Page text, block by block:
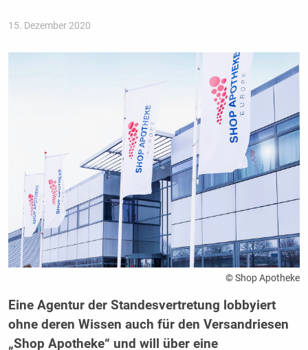
15. Dezember 2020
© Shop Apotheke
Eine Agentur der Standesvertretung lobbyiert
ohne deren Wissen auch für den Versandriesen
„Shop Apotheke“ und will über eine